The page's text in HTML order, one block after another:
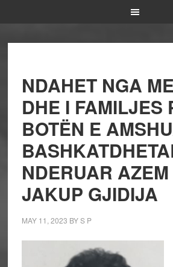
NDAHET NGA
DHE I FAMILJES
BOTËN E
NDERUAR AZEM
JAKUP GJIDIJA
MAY 11, 2023 BYS P